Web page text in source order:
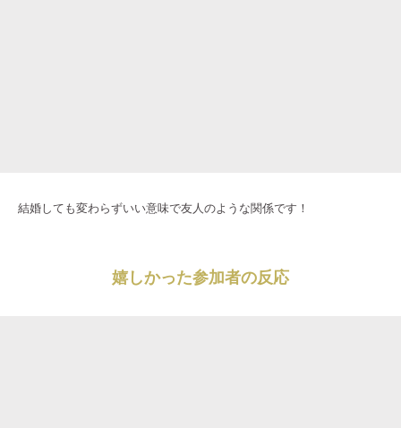
結婚しても変わらずいい意味で友人のような関係です！
嬉しかった参加者の反応